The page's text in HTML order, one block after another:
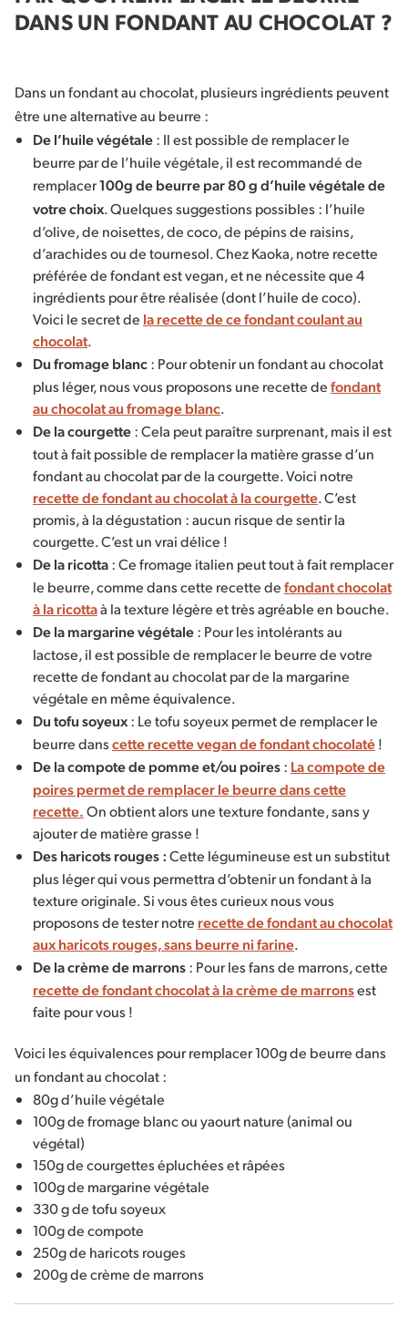
DANS UN FONDANT AU CHOCOLAT ?
Dans un fondant au chocolat, plusieurs ingrédients peuvent
être une alternative au beurre :
De l’huile végétale: Il est possible de remplacer le
beurre par de l’huile végétale, il est recommandé de
remplacer100g de beurre par 80 g d’huile végétale de
votre choix. Quelques suggestions possibles : l’huile
d’olive, de noisettes, de coco, de pépins de raisins,
d’arachides ou de tournesol. Chez Kaoka, notre recette
préférée de fondant est vegan, et ne nécessite que 4
ingrédients pour être réalisée (dont l’huile de coco).
Voici le secret de la recette de ce fondant coulant au
chocolat.
Du fromage blanc: Pour obtenir un fondant au chocolat
plus léger, nous vous proposons une recette defondant
au chocolat au fromage blanc.
De la courgette: Cela peut paraître surprenant, mais il est
tout à fait possible de remplacer la matière grasse d’un
fondant au chocolat par de la courgette. Voici notre
recette de fondant au chocolat à la courgette. C’est
promis, à la dégustation : aucun risque de sentir la
courgette. C’est un vrai délice !
De la ricotta: Ce fromage italien peut tout à fait remplacer
le beurre, comme dans cette recette defondant chocolat
à la ricottaà la texture légère et très agréable en bouche.
De la margarine végétale: Pour les intolérants au
lactose, il est possible de remplacer le beurre de votre
recette de fondant au chocolat par de la margarine
végétale en même équivalence.
Du tofu soyeux: Le tofu soyeux permet de remplacer le
beurre danscette recette vegan de fondant chocolaté!
De la compote de pomme et/ou poires: La compote de
poires permet de remplacer le beurre dans cette
recette.On obtient alors une texture fondante, sans y
ajouter de matière grasse !
Des haricots rouges :Cette légumineuse est un substitut
plus léger qui vous permettra d’obtenir un fondant à la
texture originale. Si vous êtes curieux nous vous
proposons de tester notre recette de fondant au chocolat
aux haricots rouges, sans beurre ni farine.
De la crème de marrons: Pour les fans de marrons, cette
recette de fondant chocolat à la crème de marronsest
faite pour vous !
Voici les équivalences pour remplacer 100g de beurre dans
un fondant au chocolat :
80g d’huile végétale
100g de fromage blanc ou yaourt nature (animal ou
végétal)
150g de courgettes épluchées et râpées
100g de margarine végétale
330 g de tofu soyeux
100g de compote
250g de haricots rouges
200g de crème de marrons